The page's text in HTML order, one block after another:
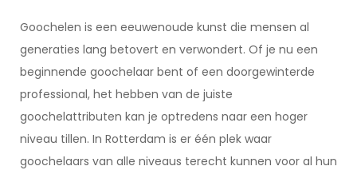
Goochelen is een eeuwenoude kunst die mensen al
generaties lang betovert en verwondert. Of je nu een
beginnende goochelaar bent of een doorgewinterde
professional, het hebben van de juiste
goochelattributen kan je optredens naar een hoger
niveau tillen. In Rotterdam is er één plek waar
goochelaars van alle niveaus terecht kunnen voor al hun